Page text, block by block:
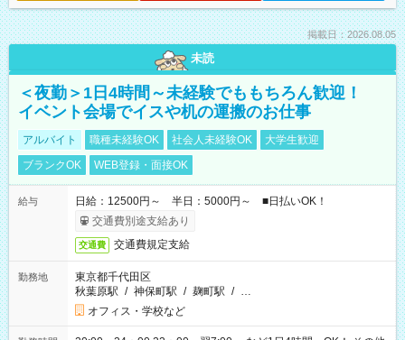
掲載日：2026.08.05
未読
＜夜勤＞1日4時間～未経験でももちろん歓迎！
イベント会場でイスや机の運搬のお仕事
アルバイト 職種未経験OK 社会人未経験OK
大学生歓迎
ブランクOK
WEB登録・面接OK
給与
日給：12500円～ 半日：5000円～ ■日払いOK！
交通費別途支給あり
交通費 交通費規定支給
勤務地
東京都千代田区
秋葉原駅 / 神保町駅 / 麹町駅 / …
オフィス・学校など